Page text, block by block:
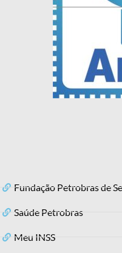
Fundação Petrobras de
Saúde Petrobras
Meu INSS